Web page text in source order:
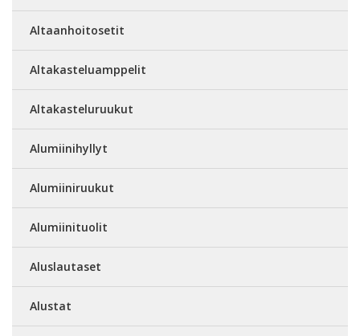
Altaanhoitosetit
Altakasteluamppelit
Altakasteluruukut
Alumiinihyllyt
Alumiiniruukut
Alumiinituolit
Aluslautaset
Alustat